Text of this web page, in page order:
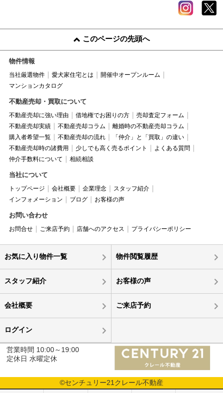
このページの先頭へ
物件情報
当社厳選物件 愛犬家住宅とは
開催中オープンルーム
マンションカタログ
不動産売却・買取について
不動産売却に強い理由 借地権でお困りの方
売却査定フォーム
不動産売却実績
不動産売却コラム
離婚時の不動産売却コラム
購入者希望一覧
不動産売却の流れ
「仲介」と「買取」の違い
不動産売却時の諸費用
少しでも高く売るポイント
よくある質問
仲介手数料について
相続相談
当社について
トップページ 会社概要 企業理念
スタッフ紹介
インフォメーション
ブログ お客様の声
お問い合わせ
お問合せ ご来店予約 店舗へのアクセス プライバシーポリシー
お気に入り物件一覧 物件閲覧履歴
スタッフ紹介 お客様の声
会社概要 ご来店予約
ログイン
営業時間 10:00～19:00
定休日 水曜定休
©センチュリー21クレール不動産